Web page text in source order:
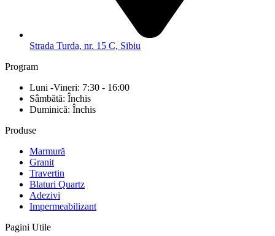
Strada Turda, nr. 15 C, Sibiu
Program
Luni -Vineri: 7:30 - 16:00
Sâmbătă: Închis
Duminică: Închis
Produse
Marmură
Granit
Travertin
Blaturi Quartz
Adezivi
Impermeabilizant
Pagini Utile